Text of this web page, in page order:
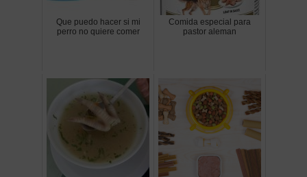
Que puedo hacer si mi
perro no quiere comer
Comida especial para
pastor aleman